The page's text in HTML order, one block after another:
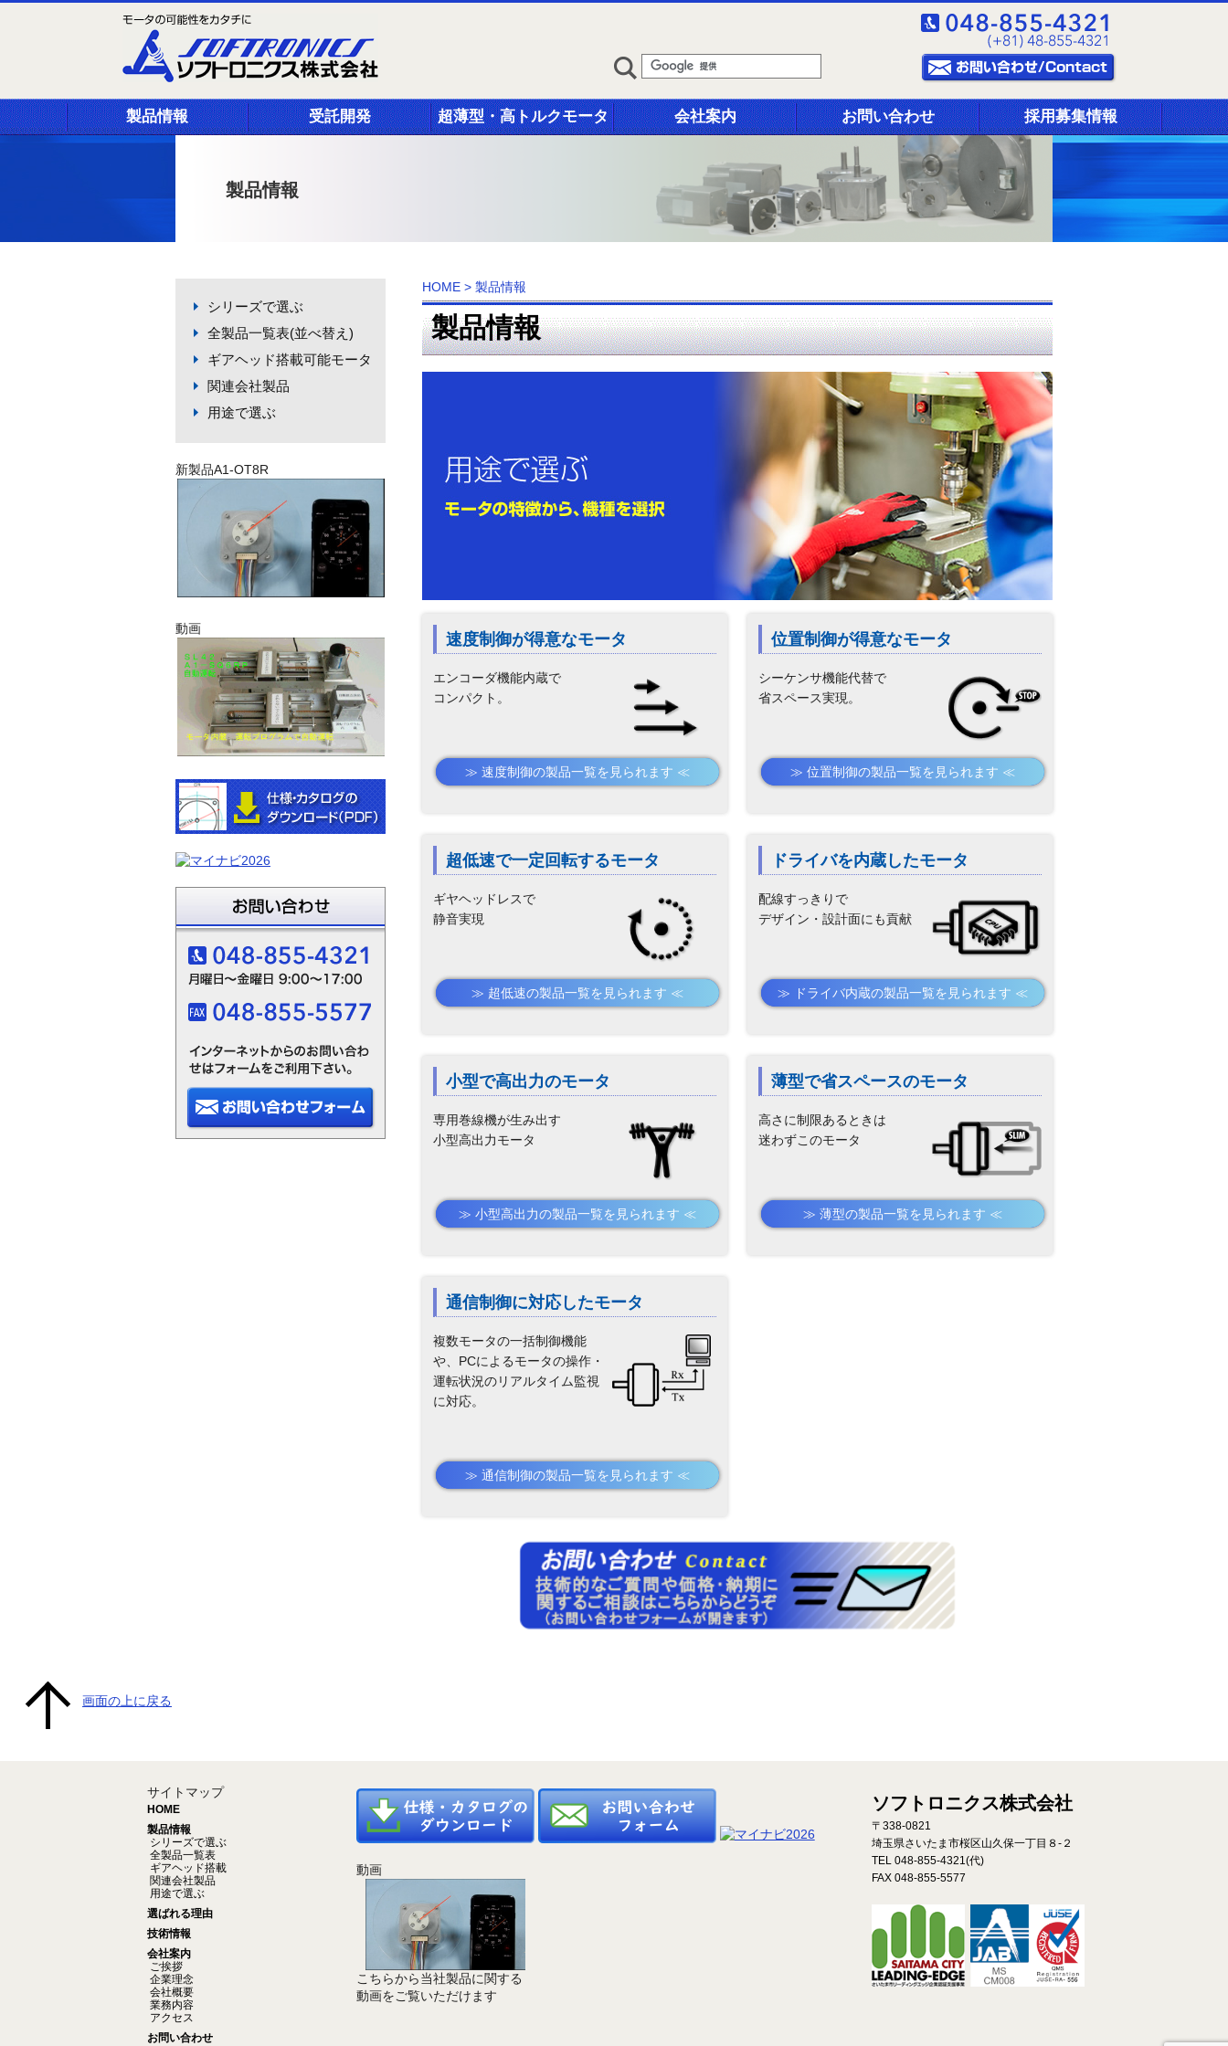
製品情報 受託開発 超薄型・高トルクモータ 会社案内 お問い合わせ 採用募集情報
製品情報
シリーズで選ぶ
全製品一覧表(並べ替え)
ギアヘッド搭載可能モータ
関連会社製品
用途で選ぶ
新製品A1-OT8R
動画
HOME > 製品情報
製品情報
速度制御が得意なモータ
エンコーダ機能内蔵で
コンパクト。
≫ 速度制御の製品一覧
位置制御が得意なモータ
シーケンサ機能代替で
省スペース実現。
≫ 位置制御の製品一覧
超低速で一定回転するモータ
ギヤヘッドレスで
静音実現
≫ 超低速の製品一覧
ドライバを内蔵したモータ
配線すっきりで
デザイン・設計面にも貢献
≫ ドライバ内蔵の製品一覧
小型で高出力のモータ
専用巻線機が生み出す
小型高出力モータ
≫ 小型高出力の製品一覧
薄型で省スペースのモータ
高さに制限あるときは
迷わずこのモータ
≫ 薄型の製品一覧
通信制御に対応したモータ
複数モータの一括制御機能
や、PCによるモータの操作・
運転状況のリアルタイム監視
に対応。
≫ 通信制御の製品一覧
画面の上に戻る
サイトマップ
HOME
製品情報
シリーズで選ぶ
全製品一覧表
ギアヘッド搭載
関連会社製品
用途で選ぶ
選ばれる理由
技術情報
会社案内
ご挨拶
企業理念
会社概要
業務内容
アクセス
お問い合わせ
動画
こちらから当社製品に関する
動画をご覧いただけます
ソフトロニクス株式会社
〒338-0821
埼玉県さいたま市桜区山久保一丁目８-２
TEL 048-855-4321(代)
FAX 048-855-5577